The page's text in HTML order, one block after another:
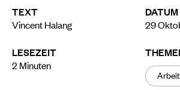
TEXT
Vincent Halang
LESEZEIT
2 Minuten
DATUM
29